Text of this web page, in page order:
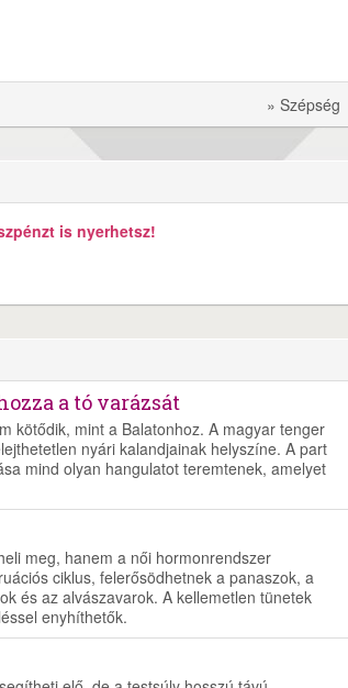
» Szépség
is nyerhetsz!
a tó varázsát
kötődik, mint a Balatonhoz. A magyar tenger
nyári kalandjainak helyszíne. A part
mind olyan hangulatot teremtenek, amelyet
meg, hanem a női hormonrendszer
ciklus, felerősödhetnek a panaszok, a
és az alvászavarok. A kellemetlen tünetek
enyhíthetők.